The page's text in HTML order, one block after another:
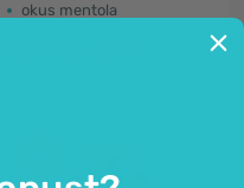
okus mentola